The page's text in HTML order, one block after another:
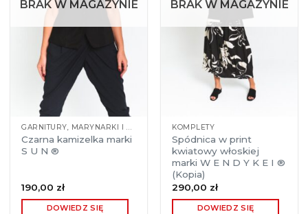
BRAK W MAGAZYNIE
GARNITURY, MARYNARKI I KAMIZELKI
Czarna kamizelka marki
S U N ®
190,00 zł
DOWIEDZ SIĘ
BRAK W MAGAZYNIE
KOMPLETY
Spódnica w print
kwiatowy włoskiej
marki W E N D Y K E I ®
(Kopia)
290,00 zł
DOWIEDZ SIĘ